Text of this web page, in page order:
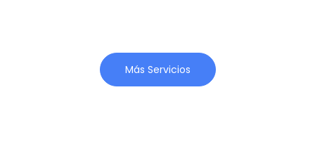
Más Servicios